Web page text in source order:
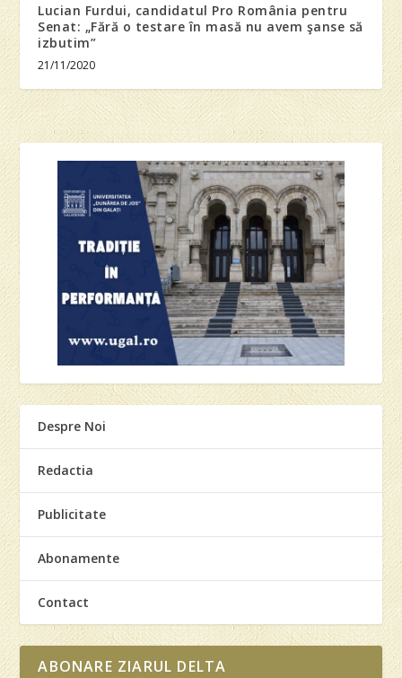
Lucian Furdui, candidatul Pro România pentru
Senat: „Fără o testare în masă nu avem şanse să
izbutim”
21/11/2020
Despre Noi
Redactia
Publicitate
Abonamente
Contact
ABONARE ZIARUL DELTA